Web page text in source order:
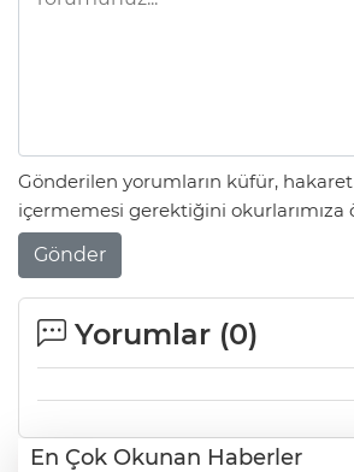
Gönderilen yorumların küfür,
içermemesi gerektiğini okurlarımıza
Gönder
Yorumlar (0)
En Çok Okunan Haberler